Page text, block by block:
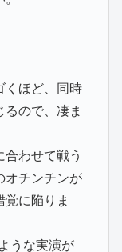
くほど、同時
ので、凄ま
わせて戦う
オチンチンが
に陥りま
うな実演が